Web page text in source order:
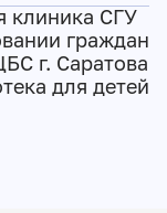
клиника СГУ
граждан
г. Саратова
для детей